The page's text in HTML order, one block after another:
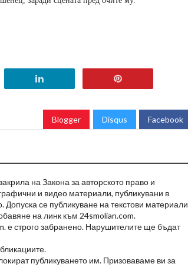
Blogger Disqus Facebook
на Закона за авторското право и
и видео материали, публикувани в
Допуска се публикуване на текстови материали
на линк към 24smolian.com.
е строго забранено. Нарушителите ще бъдат
публикуването им. Призоваваме ви за